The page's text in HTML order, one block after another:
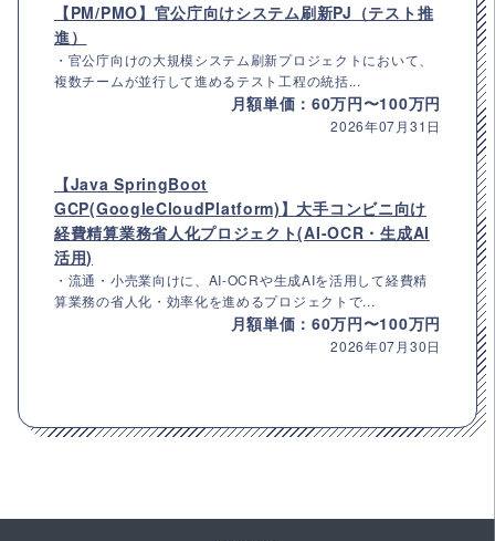
【PM/PMO】官公庁向けシステム刷新PJ（テスト推
進）
・官公庁向けの大規模システム刷新プロジェクトにおいて、
複数チームが並行して進めるテスト工程の統括...
月額単価：60万円〜100万円
2026年07月31日
【Java SpringBoot
GCP(GoogleCloudPlatform)】大手コンビニ向け
経費精算業務省人化プロジェクト(AI-OCR・生成AI
活用)
・流通・小売業向けに、AI-OCRや生成AIを活用して経費精
算業務の省人化・効率化を進めるプロジェクトで...
月額単価：60万円〜100万円
2026年07月30日